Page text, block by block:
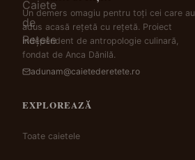
Un demers omagiu pentru toți cei care au
adus acasă rețetă cu rețetă. Proiect
independent de antropologie culinară,
fondat de Anca Dănilă.
adunam@caietederetete.ro
EXPLOREAZĂ
Toate caietele